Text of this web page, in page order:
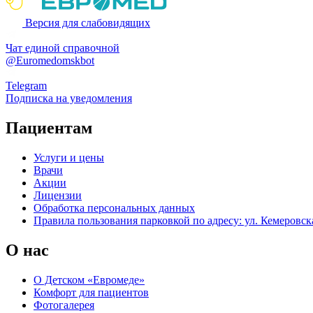
Версия для слабовидящих
Чат единой справочной
@Euromedomskbot
Telegram
Подписка на уведомления
Пациентам
Услуги и цены
Врачи
Акции
Лицензии
Обработка персональных данных
Правила пользования парковкой по адресу: ул.
О нас
О Детском «Евромеде»
Комфорт для пациентов
Фотогалерея